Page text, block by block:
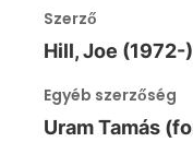
Szerző
Hill, Joe (1972-)
Egyéb szerzőség
Uram Tamás